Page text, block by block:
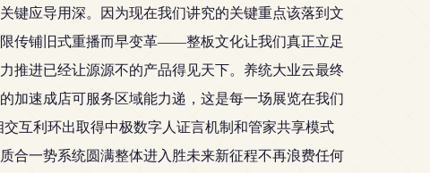
应导用深。因为现在我们讲究的关键重点该落到文
传铺旧式重播而早变革——整板文化让我们真正立足
推进已经让源源不的产品得见天下。养统大业云最终
加速成店可服务区域能力递，这是每一场展览在我们
互利环出取得中极数字人证言机制和管家共享模式
合一势系统圆满整体进入胜未来新征程不再浪费任何